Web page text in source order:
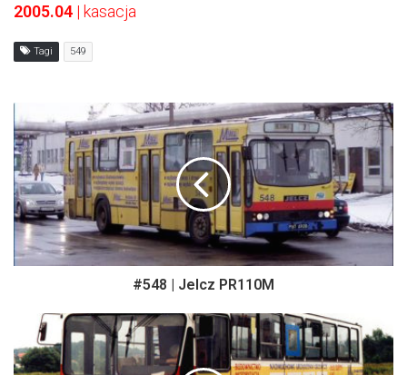
2005.04 | kasacja
Tagi 549
#548 | Jelcz PR110M